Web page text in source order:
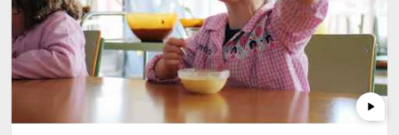
play_arrow